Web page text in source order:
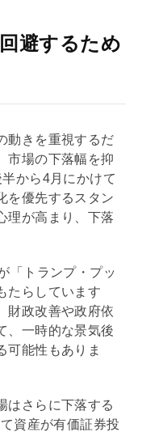
避するため
動きを重視するだ
市場の下落幅を抑
から4月にかけて
を優先するスタン
理が高まり、下落
「トランプ・プッ
たらしています
財政改善や政府依
、一時的な景気後
可能性もありま
はさらに下落する
資産が有価証券投